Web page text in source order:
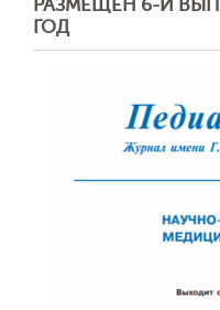
РАЗМЕЩЕН 6-Й
ГОД